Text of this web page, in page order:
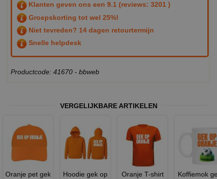
Klanten geven ons een 9.1 (reviews: 3201 )
Groepskorting tot wel 25%!
Niet tevreden? 14 dagen retourtermijn
Snelle helpdesk
Productcode: 41670 - bbweb
VERGELIJKBARE ARTIKELEN
Oranje pet gek
Hoodie gek op
Oranje T-shirt
Koffiemok